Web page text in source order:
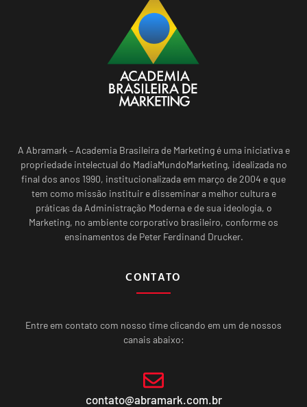
A Abramark – Academia Brasileira de Marketing é uma iniciativa e
propriedade intelectual do MadiaMundoMarketing, idealizada no
final dos anos 1990, institucionalizada em março de 2004 e que
tem como missão instituir e disseminar a melhor cultura e
práticas da Administração Moderna e de sua ideologia, o
Marketing, no ambiente corporativo brasileiro, conforme os
ensinamentos de Peter Ferdinand Drucker.
CONTATO
Entre em contato com nosso time clicando em um de nossos
canais abaixo:
contato@abramark.com.br